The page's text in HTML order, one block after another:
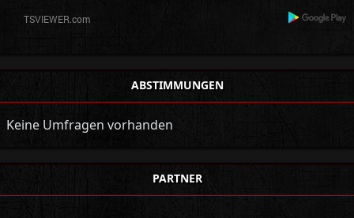
ABSTIMMUNGEN
Keine Umfragen vorhanden
PARTNER